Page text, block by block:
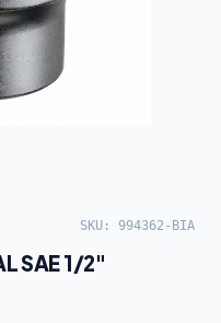
SKU: 994362-BIA
SAE 1/2"